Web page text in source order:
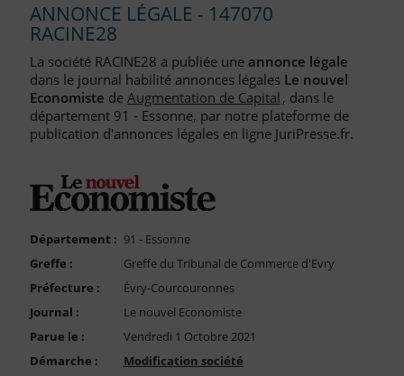
Journaux Habilités (JAL) Annonces Légales
Départements pour la Publication d'Annonces Légales
Liste des Greffes
Liste des CCI
FAQ
Nous Contacter
Compte PRO
ANNONCE LÉGALE - 147070
RACINE28
La société RACINE28 a publiée une annonce légale
dans le journal habilité annonces légales Le nouvel
Economiste deAugmentation de Capital, dans le
département 91 - Essonne, par notre plateforme de
publication d'annonces légales en ligne JuriPresse.fr.
Département : 91 - Essonne
Greffe :
Greffe du Tribunal de Commerce d'Evry
Préfecture :
Évry-Courcouronnes
Journal :
Le nouvel Economiste
Parue le :
Vendredi 1 Octobre 2021
Démarche :
Modification société